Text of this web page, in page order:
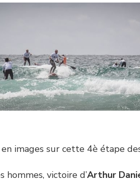
images sur cette 4è étape
hommes, victoire d’Arthur